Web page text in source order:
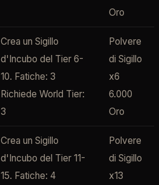
Oro
Crea un Sigillo
d'Incubo del Tier 6-
10. Fatiche: 3
Richiede World Tier:
3
Polvere
di Sigillo
x6
6.000
Oro
Crea un Sigillo
d'Incubo del Tier 11-
15. Fatiche: 4
Polvere
di Sigillo
x13